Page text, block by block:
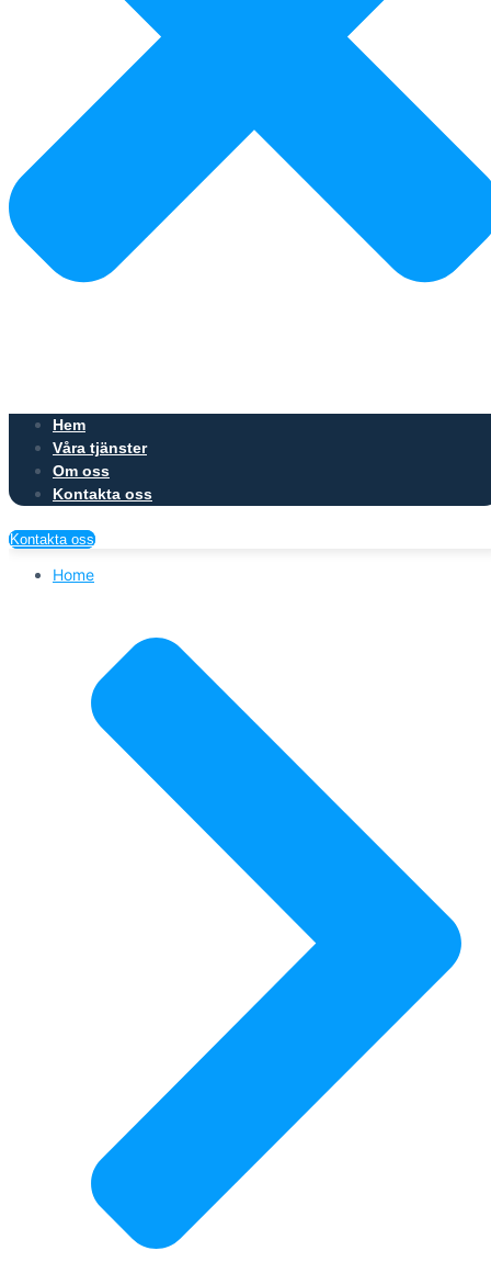
Hem
Våra tjänster
Om oss
Kontakta oss
Kontakta oss
Home